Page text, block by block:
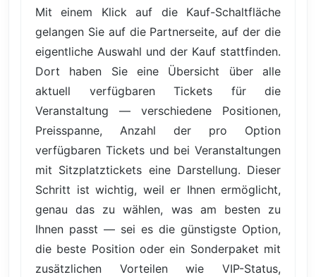
Mit einem Klick auf die Kauf-Schaltfläche
gelangen Sie auf die Partnerseite, auf der die
eigentliche Auswahl und der Kauf stattfinden.
Dort haben Sie eine Übersicht über alle
aktuell verfügbaren Tickets für die
Veranstaltung — verschiedene Positionen,
Preisspanne, Anzahl der pro Option
verfügbaren Tickets und bei Veranstaltungen
mit Sitzplatztickets eine Darstellung. Dieser
Schritt ist wichtig, weil er Ihnen ermöglicht,
genau das zu wählen, was am besten zu
Ihnen passt — sei es die günstigste Option,
die beste Position oder ein Sonderpaket mit
zusätzlichen Vorteilen wie VIP-Status,